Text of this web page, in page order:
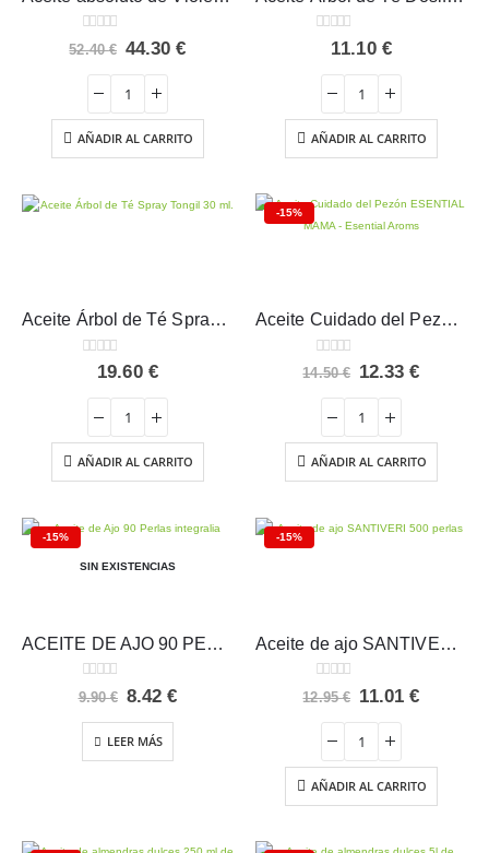
0 out of 5
52.40€ El
original
era:
52.40 €.
44.30€El
44.30 €.
AÑADIR AL CARRITO
out of 5
11.10 €
AÑADIR AL CARRITO
Aceite Árbol de Té Spray Tongil 30 ml
out of 5
19.60 €
AÑADIR AL CARRITO
-15%
Aceite Cuidado del Pezón ESENTIAL MAMA – Esential Aroms
0 out of 5
14.50€ El
era:
14.50 €.
12.33€El
12.33 €.
AÑADIR AL CARRITO
-15%
SIN EXISTENCIAS
ACEITE DE AJO 90 PERLAS Integralia
0 out of 5
9.90€ El
original
era:
9.90 €.
8.42€El
LEER MÁS
-15%
Aceite de ajo SANTIVERI 500 perlas
0 out of 5
12.95€ El
original
era:
12.95 €.
11.01€El
11.01 €.
AÑADIR AL CARRITO